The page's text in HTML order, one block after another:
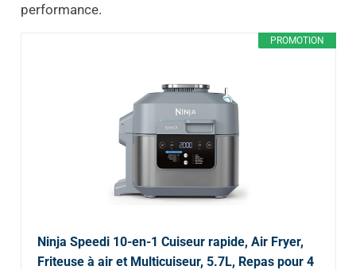
performance.
PROMOTION
Ninja Speedi 10-en-1 Cuiseur rapide, Air Fryer,
Friteuse à air et Multicuiseur, 5.7L, Repas pour 4